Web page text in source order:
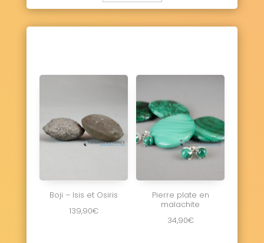
Boji – Isis et Osiris
139,90€
Pierre plate en
malachite
34,90€